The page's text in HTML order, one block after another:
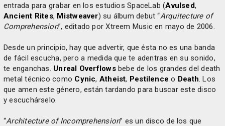
entrada para grabar en los estudios SpaceLab (Avulsed,
Ancient Rites, Mistweaver) su álbum debut “Arquitecture of
Comprehension”, editado por Xtreem Music en mayo de 2006.
Desde un principio, hay que advertir, que ésta no es una banda
de fácil escucha, pero a medida que te adentras en su sonido,
te enganchas. Unreal Overflowsbebe de los grandes del death
metal técnico como Cynic, Atheist, Pestilence o Death. Los
que amen este género, están tardando para buscar este disco
y escuchárselo.
“Architecture of Incomprehension” es un disco de los que